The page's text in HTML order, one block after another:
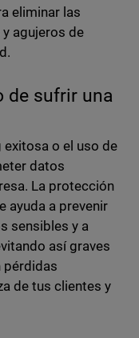
eliminar las
agujeros de
de sufrir una
exitosa o el uso de
datos
La protección
ayuda a prevenir
sensibles y a
así graves
pérdidas
de tus clientes y